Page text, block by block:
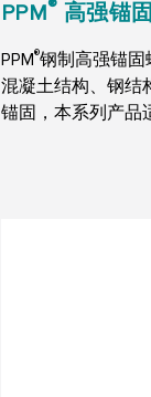
PPM® 高强锚
PPM®钢制高强锚
混凝土结构、钢结
锚固，本系列产品